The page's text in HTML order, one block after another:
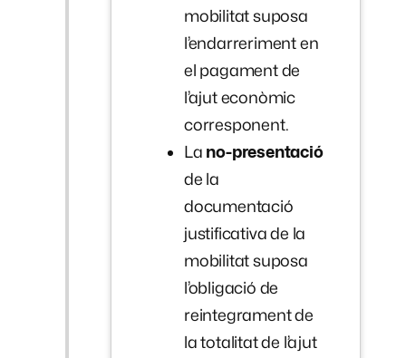
mobilitat suposa
l’endarreriment en
el pagament de
l’ajut econòmic
corresponent.
La no-presentació
de la
documentació
justificativa de la
mobilitat suposa
l’obligació de
reintegrament de
la totalitat de l’ajut